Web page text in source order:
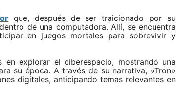
que, después de ser traicionado por su
de una computadora. Allí, se encuentra
en juegos mortales para sobrevivir y
explorar el ciberespacio, mostrando una
su época. A través de su narrativa, «Tron»
digitales, anticipando temas relevantes en